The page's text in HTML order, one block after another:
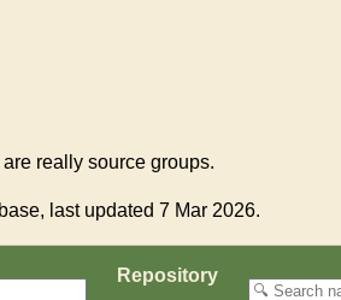
really source groups.
last updated 7 Mar 2026.
Re­pos­i­to­ry